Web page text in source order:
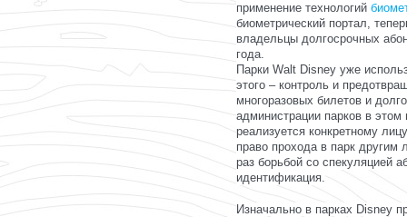
применение технологий
биометрический портал,
владельцы долгосрочных
года.
Парки Walt Disney уже
этого – контроль и
многоразовых билетов и
администрации парков в этом
реализуется конкретному
право прохода в парк другим
раз борьбой со спекуляцией
идентификация.
Изначально в парках Disney